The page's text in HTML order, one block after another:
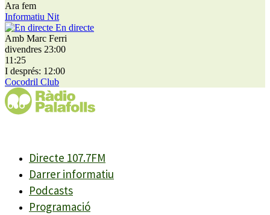
Ara fem
Informatiu Nit
En directe
Amb Marc Ferri
divendres 23:00
11:25
I després: 12:00
Cocodril Club
Directe 107.7FM
Darrer informatiu
Podcasts
Programació